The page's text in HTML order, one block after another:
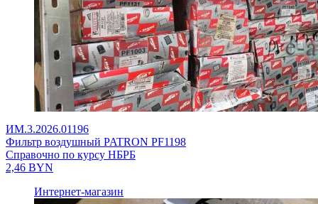
ИМ.3.2026.01196
Фильтр воздушный PATRON PF1198
Справочно по курсу НБРБ
2,46 BYN
Интернет-магазин